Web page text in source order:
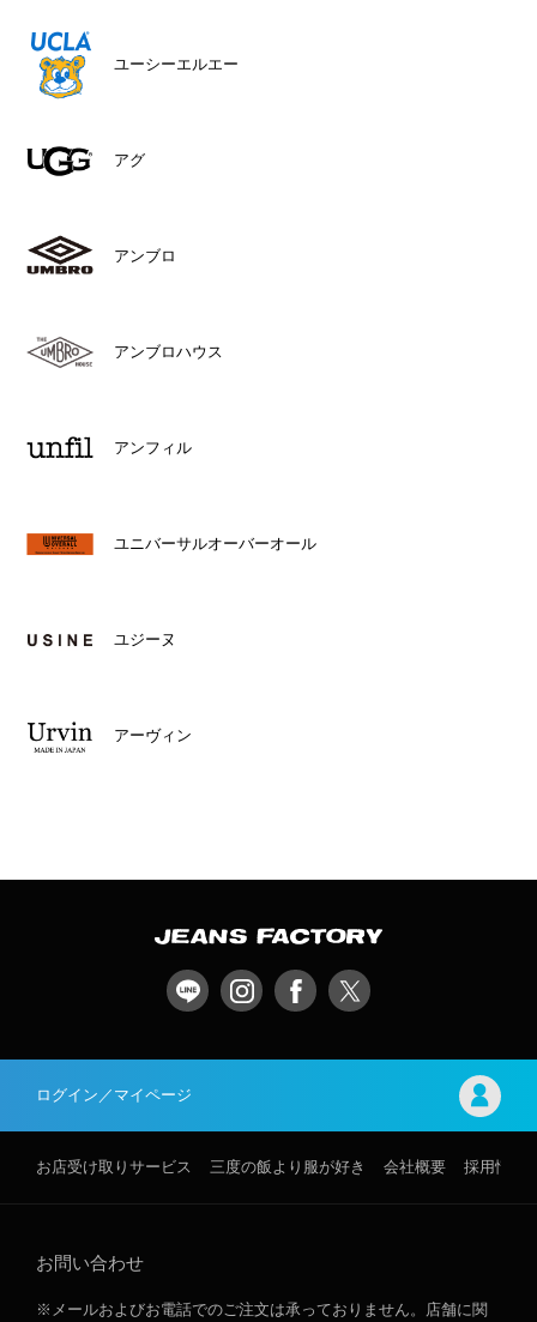
ユーシーエルエー
アグ
アンブロ
アンブロハウス
アンフィル
ユニバーサルオーバーオール
ユジーヌ
アーヴィン
ログイン／マイページ
お店受け取りサービス 三度の飯より服が好き 会社概要 採用情報
お問い合わせ
※メールおよびお電話でのご注文は承っておりません。店舗に関